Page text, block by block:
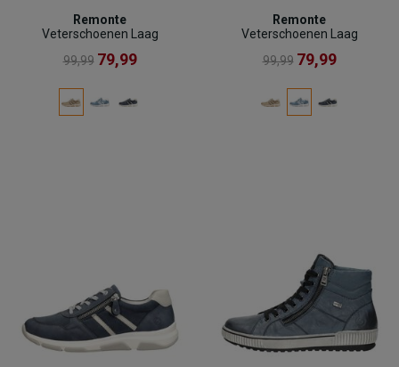
Remonte
Veterschoenen Laag
99,99 79,99
Remonte
Veterschoenen Laag
99,99 79,99